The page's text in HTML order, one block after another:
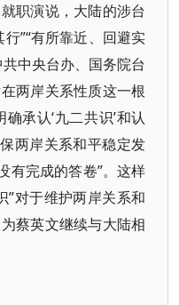
职演说，大陆的涉台
”“有所靠近、回避实
中央台办、国务院台
两岸关系性质这一根
承认‘九二共识’和认
两岸关系和平稳定发
有完成的答卷”。这样
”对于维护两岸关系和
蔡英文继续与大陆相